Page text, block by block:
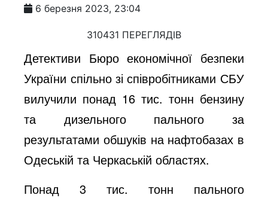
6 березня 2023, 23:04
310431 ПЕРЕГЛЯДІВ
Детективи Бюро економічної безпеки
України спільно зі співробітниками СБУ
вилучили понад 16 тис. тонн бензину
та дизельного пального за
результатами обшуків на нафтобазах в
Одеській та Черкаській областях.
Понад 3 тис. тонн пального